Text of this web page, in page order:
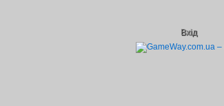
Вхід